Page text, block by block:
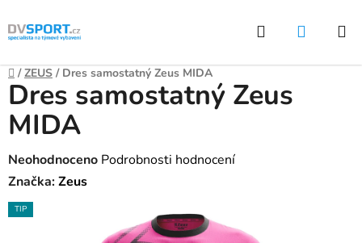
Přejít
na
Hledat
Domů
/ ZEUS / Dres samostatný Zeus MIDA
Dres samostatný Zeus
MIDA
Průměrné
hodnocení
produktu
Neohodnoceno Podrobnosti hodnocení
Značka:Zeus
TIP